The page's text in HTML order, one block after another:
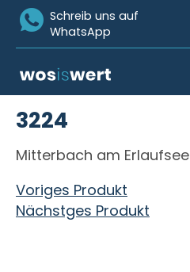
Icon Whatsapp
Schreib uns auf
WhatsApp
3224
Mitterbach am Erlaufsee
Beitragsnavigation
Voriges Produkt
Nächstges Produkt